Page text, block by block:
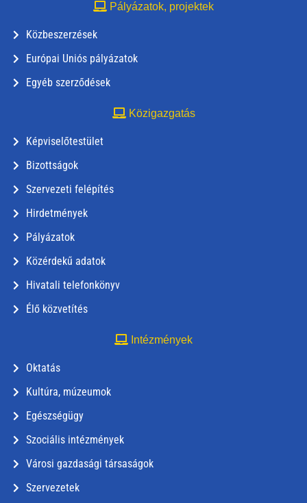
Pályázatok, projektek
Közbeszerzések
Európai Uniós pályázatok
Egyéb szerződések
Közigazgatás
Képviselőtestület
Bizottságok
Szervezeti felépítés
Hirdetmények
Pályázatok
Közérdekű adatok
Hivatali telefonkönyv
Élő közvetítés
Intézmények
Oktatás
Kultúra, múzeumok
Egészségügy
Szociális intézmények
Városi gazdasági társaságok
Szervezetek